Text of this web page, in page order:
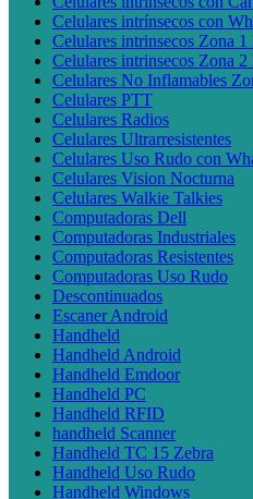
Celulares intrínsecos con
Celulares intrinsecos Zona
Celulares intrinsecos Zona
Celulares No Inflamables
Celulares PTT
Celulares Radios
Celulares Ultrarresistentes
Celulares Uso Rudo con
Celulares Vision Nocturna
Celulares Walkie Talkies
Computadoras Dell
Computadoras Industriales
Computadoras Resistentes
Computadoras Uso Rudo
Descontinuados
Escaner Android
Handheld
Handheld Android
Handheld Emdoor
Handheld PC
Handheld RFID
handheld Scanner
Handheld TC 15 Zebra
Handheld Uso Rudo
Handheld Windows